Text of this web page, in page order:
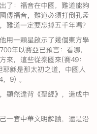
了：福音在中國，難道能夠
傳福音，難道必須打倒孔孟
難道一定要忘掉五千年嗎？
用一顆星啟示了幾個東方學
年以賽亞已預言：看哪，
來，這些從秦國來(賽49：
穌是那太初之道，中國人
9) 。
顯然違背《聖經》，造成中
一套中華文明解讀，還是沿